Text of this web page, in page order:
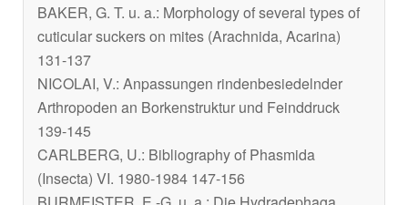
BAKER, G. T. u. a.: Morphology of several types of
cuticular suckers on mites (Arachnida, Acarina)
131-137
NICOLAI, V.: Anpassungen rindenbesiedelnder
Arthropoden an Borkenstruktur und Feinddruck
139-145
CARLBERG, U.: Bibliography of Phasmida
(Insecta) VI. 1980-1984 147-156